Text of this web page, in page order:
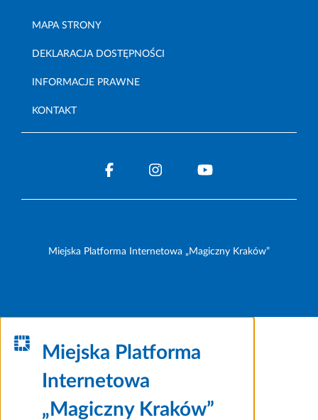
MAPA STRONY
DEKLARACJA DOSTĘPNOŚCI
INFORMACJE PRAWNE
KONTAKT
Miejska Platforma Internetowa „Magiczny Kraków”
Miejska Platforma
Internetowa
„Magiczny Kraków”